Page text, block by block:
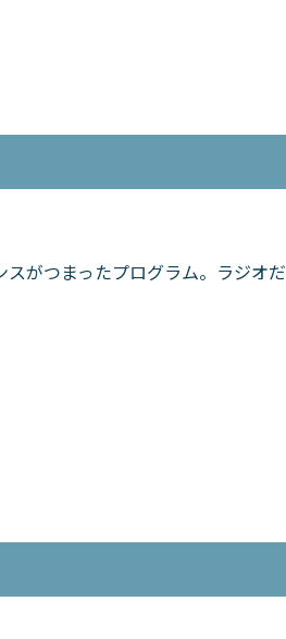
スがつまったプログラム。ラジ